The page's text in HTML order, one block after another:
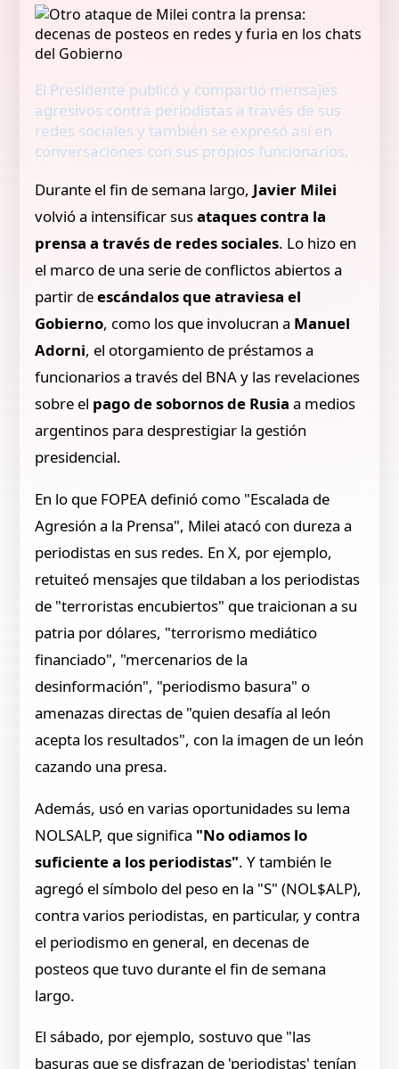
El Presidente publicó y compartió mensajes
agresivos contra periodistas a través de sus
redes sociales y también se expresó así en
conversaciones con sus propios funcionarios.
Durante el fin de semana largo, Javier Milei
volvió a intensificar susataques contra la
prensa a través de redes sociales. Lo hizo en
el marco de una serie de conflictos abiertos a
partir deescándalos que atraviesa el
Gobierno, como los que involucran a Manuel
Adorni, el otorgamiento de préstamos a
funcionarios a través del BNA y las revelaciones
sobre el pago de sobornos de Rusia a medios
argentinos para desprestigiar la gestión
presidencial.
En lo que FOPEA definió como "Escalada de
Agresión a la Prensa", Milei atacó con dureza a
periodistas en sus redes. En X, por ejemplo,
retuiteó mensajes que tildaban a los periodistas
de "terroristas encubiertos" que traicionan a su
patria por dólares, "terrorismo mediático
financiado", "mercenarios de la
desinformación", "periodismo basura" o
amenazas directas de "quien desafía al león
acepta los resultados", con la imagen de un león
cazando una presa.
Además, usó en varias oportunidades su lema
NOLSALP, que significa "No odiamos lo
suficiente a los periodistas". Y también le
agregó el símbolo del peso en la "S" (NOL$ALP),
contra varios periodistas, en particular, y contra
el periodismo en general, en decenas de
posteos que tuvo durante el fin de semana
largo.
El sábado, por ejemplo, sostuvo que "las
basuras que se disfrazan de 'periodistas' tenían